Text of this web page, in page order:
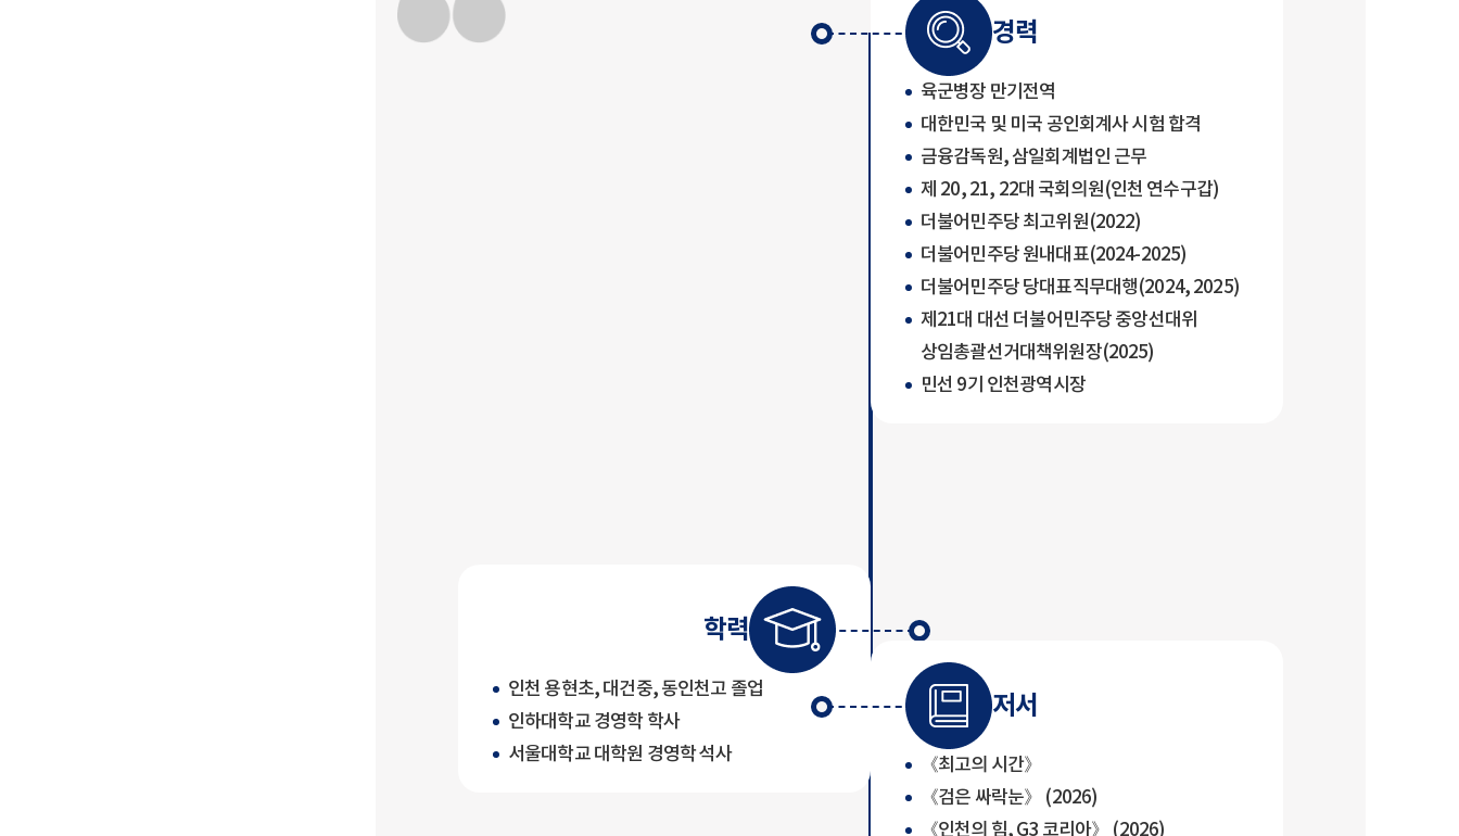
경력
육군병장 만기전역
대한민국 및 미국 공인회계사 시험 합격
금융감독원, 삼일회계법인 근무
제 20, 21, 22대 국회의원(인천 연수구갑)
더불어민주당 최고위원(2022)
더불어민주당 원내대표(2024-2025)
더불어민주당 당대표직무대행(2024, 2025)
제21대 대선 더불어민주당 중앙선대위
상임총괄선거대책위원장(2025)
민선 9기 인천광역시장
학력
인천 용현초, 대건중, 동인천고 졸업
인하대학교 경영학 학사
서울대학교 대학원 경영학 석사
저서
《최고의 시간》
《검은 싸락눈》 (2026)
《인천의 힘, G3 코리아》 (2026)